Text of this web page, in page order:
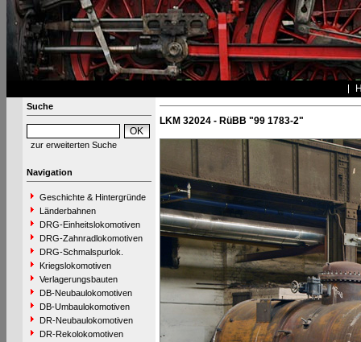
Suche
zur erweiterten Suche
Navigation
Geschichte & Hintergründe
Länderbahnen
DRG-Einheitslokomotiven
DRG-Zahnradlokomotiven
DRG-Schmalspurlok.
Kriegslokomotiven
Verlagerungsbauten
DB-Neubaulokomotiven
DB-Umbaulokomotiven
DR-Neubaulokomotiven
DR-Rekolokomotiven
LKM 32024 - RüBB "99 1783-2"